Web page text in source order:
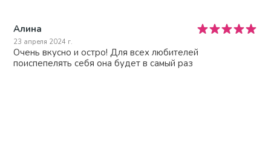
Алина
23 апреля 2024 г.
Очень вкусно и остро! Для всех любителей
поиспепелять себя она будет в самый раз